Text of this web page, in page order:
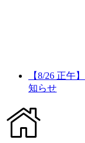
【8/26 正午
知らせ